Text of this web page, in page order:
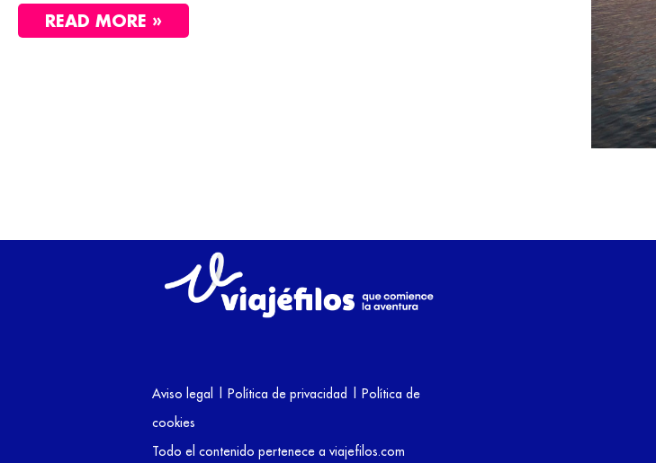
READ MORE »
Aviso legal |Política de privacidad |Política de
cookies
Todo el contenido pertenece a viajefilos.com